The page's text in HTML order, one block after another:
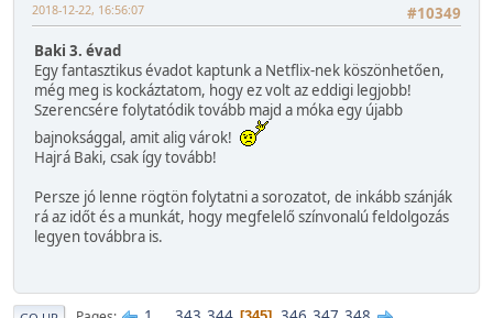
#10349
2018-12-22, 16:56:07
Baki 3. évad
Egy fantasztikus évadot kaptunk a Netflix-nek köszönhetően,
még meg is kockáztatom, hogy ez volt az eddigi legjobb!
Szerencsére folytatódik tovább majd a móka egy újabb
bajnoksággal, amit alig várok!
Hajrá Baki, csak így tovább!
Persze jó lenne rögtön folytatni a sorozatot, de inkább szánják
rá az időt és a munkát, hogy megfelelő színvonalú feldolgozás
legyen továbbra is.